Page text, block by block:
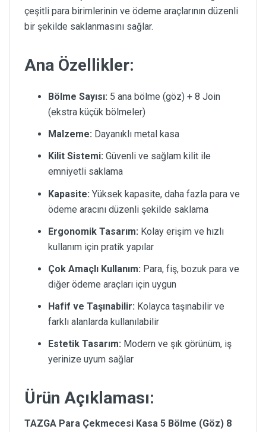
çeşitli para birimlerinin ve ödeme araçlarının düzenli
bir şekilde saklanmasını sağlar.
Ana Özellikler:
Bölme Sayısı: 5 ana bölme (göz) + 8 Join
(ekstra küçük bölmeler)
Malzeme: Dayanıklı metal kasa
Kilit Sistemi: Güvenli ve sağlam kilit ile
emniyetli saklama
Kapasite: Yüksek kapasite, daha fazla para ve
ödeme aracını düzenli şekilde saklama
Ergonomik Tasarım: Kolay erişim ve hızlı
kullanım için pratik yapılar
Çok Amaçlı Kullanım: Para, fiş, bozuk para ve
diğer ödeme araçları için uygun
Hafif ve Taşınabilir: Kolayca taşınabilir ve
farklı alanlarda kullanılabilir
Estetik Tasarım: Modern ve şık görünüm, iş
yerinize uyum sağlar
Ürün Açıklaması:
TAZGA Para Çekmecesi Kasa 5 Bölme (Göz) 8